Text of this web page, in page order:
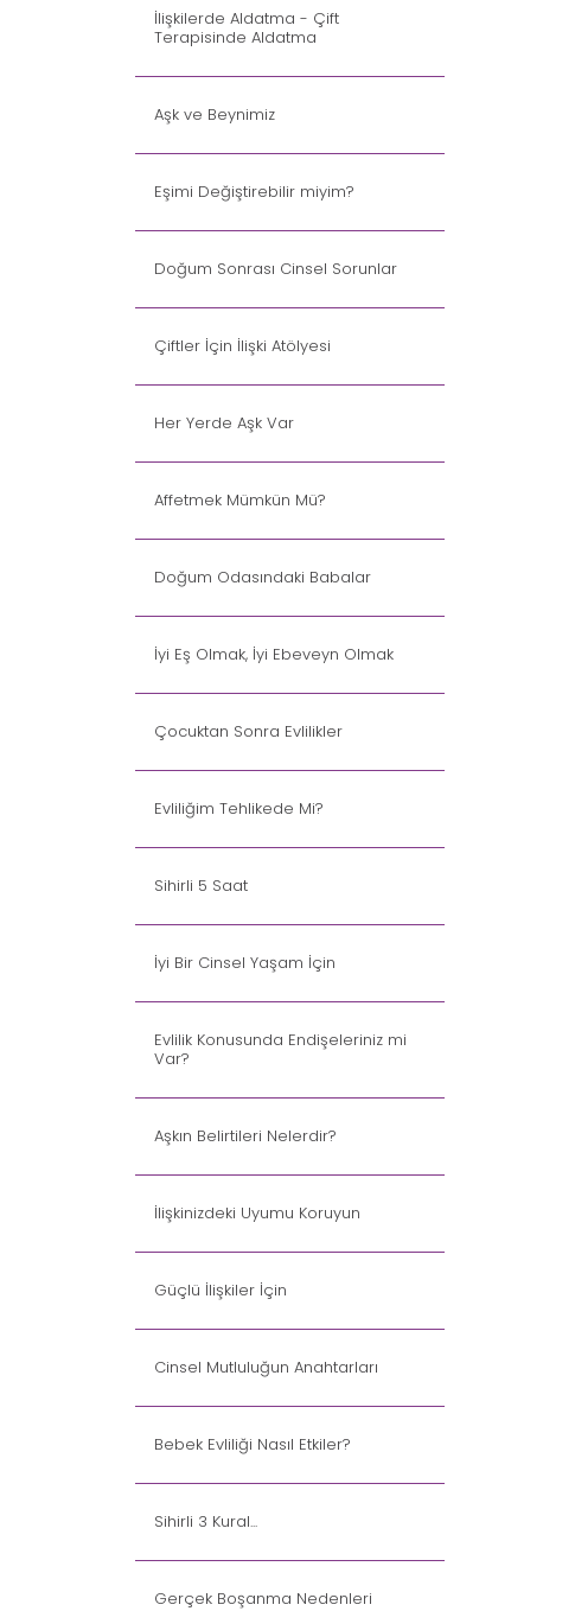
İlişkilerde Aldatma - Çift
Terapisinde Aldatma
Aşk ve Beynimiz
Eşimi Değiştirebilir miyim?
Doğum Sonrası Cinsel Sorunlar
Çiftler İçin İlişki Atölyesi
Her Yerde Aşk Var
Affetmek Mümkün Mü?
Doğum Odasındaki Babalar
İyi Eş Olmak, İyi Ebeveyn Olmak
Çocuktan Sonra Evlilikler
Evliliğim Tehlikede Mi?
Sihirli 5 Saat
İyi Bir Cinsel Yaşam İçin
Evlilik Konusunda Endişeleriniz mi
Var?
Aşkın Belirtileri Nelerdir?
İlişkinizdeki Uyumu Koruyun
Güçlü İlişkiler İçin
Cinsel Mutluluğun Anahtarları
Bebek Evliliği Nasıl Etkiler?
Sihirli 3 Kural...
Gerçek Boşanma Nedenleri